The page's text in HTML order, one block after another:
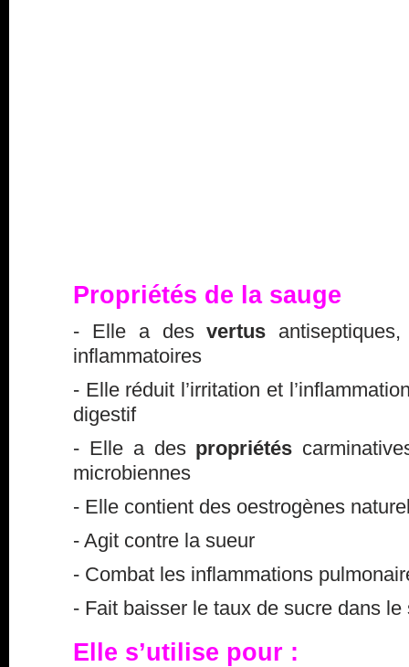
Propriétés de la sauge
- Elle a desvertus
inflammatoires
- Elle réduit l’irritation et
digestif
- Elle a des propriétés
microbiennes
- Elle contient des oestrogènes
- Agit contre la sueur
- Combat les inflammations
- Fait baisser le taux de sucre dans le
Elle s’utilise pour :